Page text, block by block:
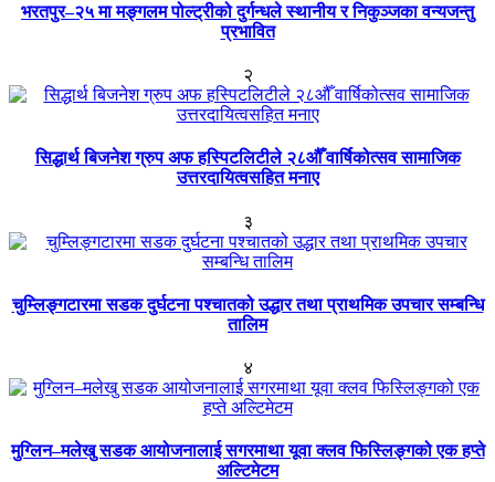
भरतपुर–२५ मा मङ्गलम पोल्ट्रीको दुर्गन्धले स्थानीय र निकुञ्जका वन्यजन्तु
प्रभावित
२
सिद्धार्थ बिजनेश ग्रुप अफ हस्पिटलिटीले २८औँ वार्षिकोत्सव सामाजिक
उत्तरदायित्वसहित मनाए
३
चुम्लिङ्गटारमा सडक दुर्घटना पश्चातको उद्धार तथा प्राथमिक उपचार सम्बन्धि
तालिम
४
मुग्लिन–मलेखु सडक आयोजनालाई सगरमाथा यूवा क्लव फिस्लिङ्गको एक हप्ते
अल्टिमेटम